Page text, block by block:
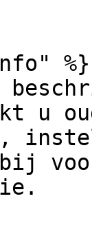
%}
u
bij